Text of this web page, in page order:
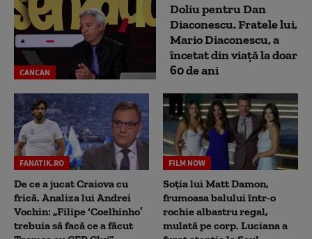
CANCAN
Doliu pentru Dan
Diaconescu. Fratele lui,
Mario Diaconescu, a
încetat din viață la doar
60 de ani
FANATIK.RO
De ce a jucat Craiova cu
frică. Analiza lui Andrei
Vochin: „Filipe ‘Coelhinho’
trebuia să facă ce a făcut
FILM NOW
Soția lui Matt Damon,
frumoasa balului într-o
rochie albastru regal,
mulată pe corp. Luciana a